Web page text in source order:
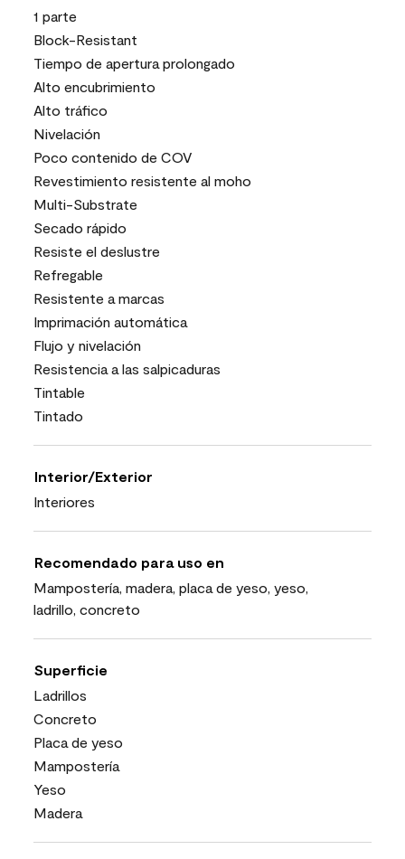
1 parte
Block-Resistant
Tiempo de apertura prolongado
Alto encubrimiento
Alto tráfico
Nivelación
Poco contenido de COV
Revestimiento resistente al moho
Multi-Substrate
Secado rápido
Resiste el deslustre
Refregable
Resistente a marcas
Imprimación automática
Flujo y nivelación
Resistencia a las salpicaduras
Tintable
Tintado
Interior/Exterior
Interiores
Recomendado para uso en
Mampostería, madera, placa de yeso, yeso,
ladrillo, concreto
Superficie
Ladrillos
Concreto
Placa de yeso
Mampostería
Yeso
Madera